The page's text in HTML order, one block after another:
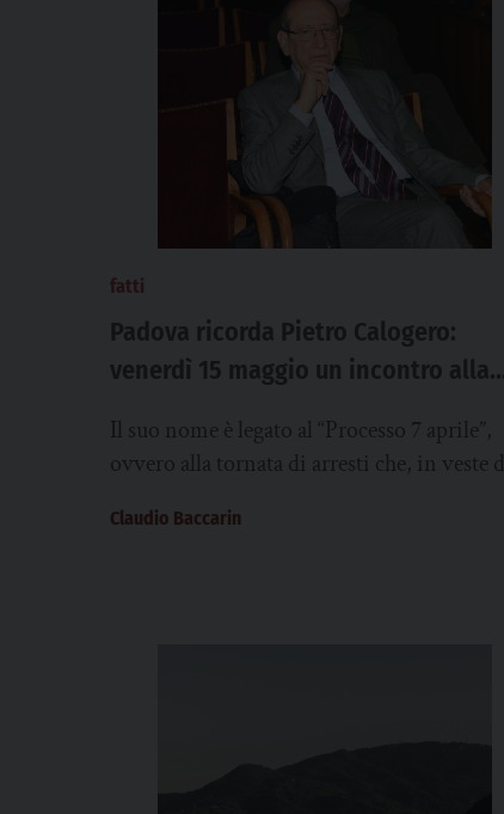
fatti
Padova ricorda Pietro Calogero:
venerdì 15 maggio un incontro alla
Il suo nome è legato al “Processo 7 aprile”,
ovvero alla tornata di arresti che, in veste
Claudio Baccarin